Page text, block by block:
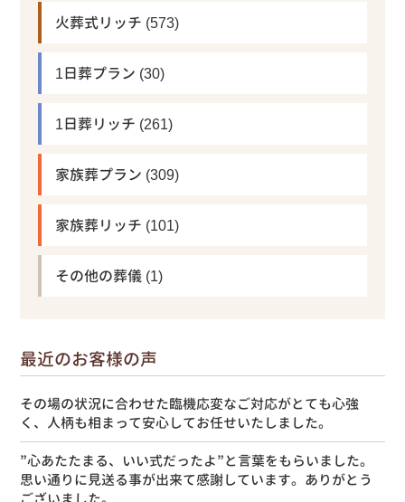
火葬式リッチ (573)
1日葬プラン (30)
1日葬リッチ (261)
家族葬プラン (309)
家族葬リッチ (101)
その他の葬儀 (1)
最近のお客様の声
その場の状況に合わせた臨機応変なご対応がとても心強
く、人柄も相まって安心してお任せいたしました。
”心あたたまる、いい式だったよ”と言葉をもらいました。
思い通りに見送る事が出来て感謝しています。ありがとう